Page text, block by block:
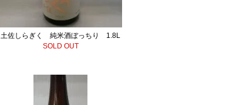
土佐しらぎく 純米酒ぼっちり 1.8L
SOLD OUT